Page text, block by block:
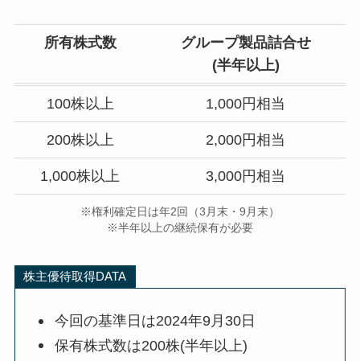
所有株式数
グループ製品詰合せ
(半年以上)
100株以上 1,000円相当
200株以上 2,000円相当
1,000株以上 3,000円相当
※権利確定日は年2回（3月末・9月末）
※半年以上の継続保有が必要
株主優待取得DATA
今回の基準日は2024年9月30日
保有株式数は200株(半年以上)